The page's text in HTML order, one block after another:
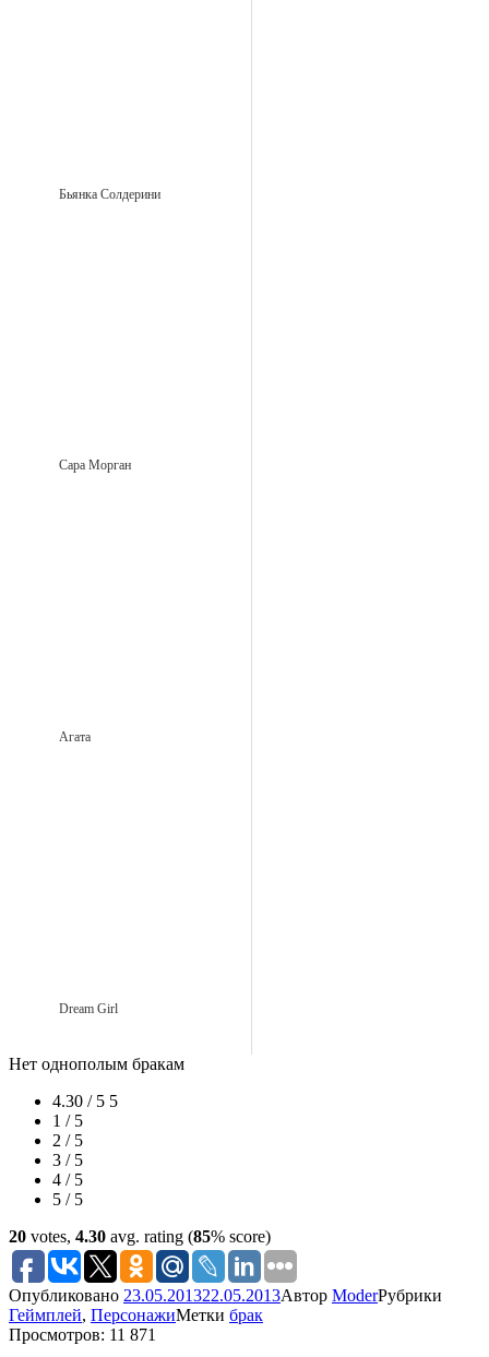
Бьянка Солдерини
Сара Морган
Агата
Dream Girl
Нет однополым бракам
4.30 / 5 5
1 / 5
2 / 5
3 / 5
4 / 5
5 / 5
20 votes, 4.30 avg. rating (85% score)
Опубликовано 23.05.201322.05.2013Автор ModerРубрики
Геймплей, ПерсонажиМетки брак
Просмотров: 11 871